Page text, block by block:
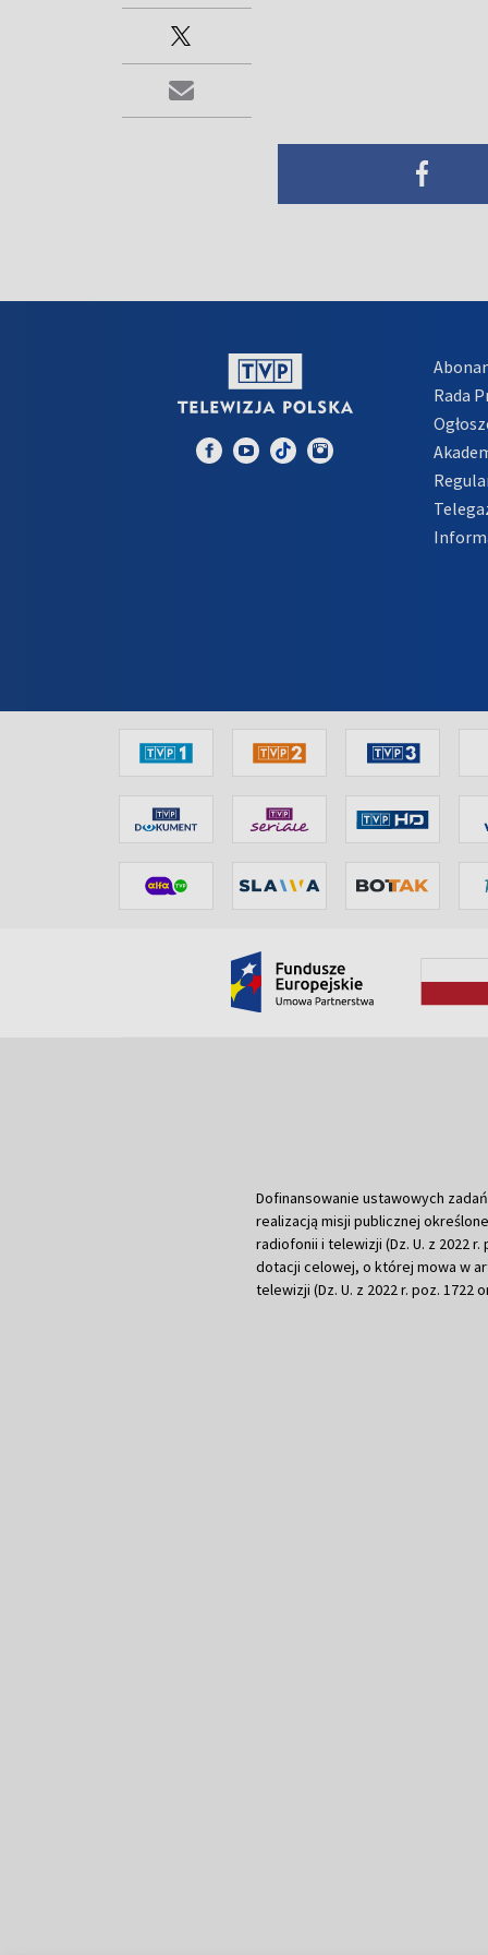
Rada
Dofinansowanie ustawowych
realizacją misji publicznej
radiofonii i telewizji (Dz. U. z 2022
dotacji celowej, o której mowa w
telewizji (Dz. U. z 2022 r. poz. 1722